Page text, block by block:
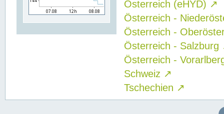
Österreich (eHYD) ↗
Österreich -
Österreich -
Österreich - Salzburg
Österreich -
Schweiz ↗
Tschechien ↗